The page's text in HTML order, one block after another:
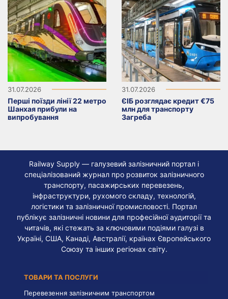
31.07.2026
Перші поїзди лінії 22 метро
Шанхая прибули на
випробування
31.07.2026
ЄІБ розглядає кредит €75
млн для транспорту
Загреба
Railway Supply — галузевий залізничний портал і
спеціалізований журнал про розвиток залізничного
транспорту, пасажирських перевезень,
інфраструктури, рухомого складу, технологій,
логістики та залізничної промисловості. Портал
публікує залізничні новини для професійної аудиторії та
читачів, які стежать за ключовими подіями галузі в
Україні, США, Канаді, Австралії, країнах Європейського
Союзу та інших регіонах світу.
ТОВАРИ ТА ПОСЛУГИ
Перевезення залізничним транспортом